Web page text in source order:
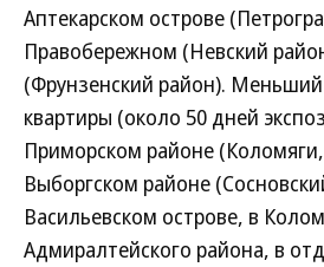
Аптекарском острове
Правобережном (Невский
(Фрунзенский район). Меньший
квартиры (около 50 дней
Приморском районе
Выборгском районе
Васильевском острове, в
Адмиралтейского района, в